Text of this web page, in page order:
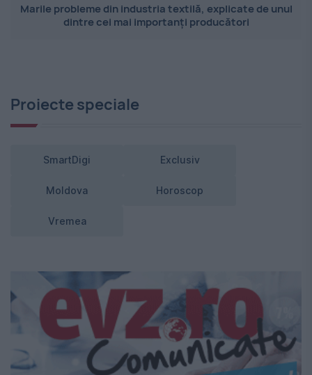
Marile probleme din industria textilă, explicate de unul
dintre cei mai importanți producători
Proiecte speciale
SmartDigi Exclusiv
Moldova Horoscop
Vremea